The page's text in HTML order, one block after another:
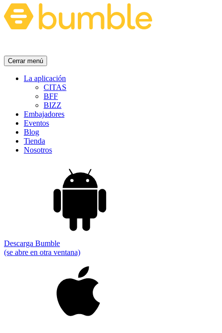
Cerrar menú
La aplicación
CITAS
BFF
BIZZ
Embajadores
Eventos
Blog
Tienda
Nosotros
Descarga Bumble
(se abre en otra ventana)